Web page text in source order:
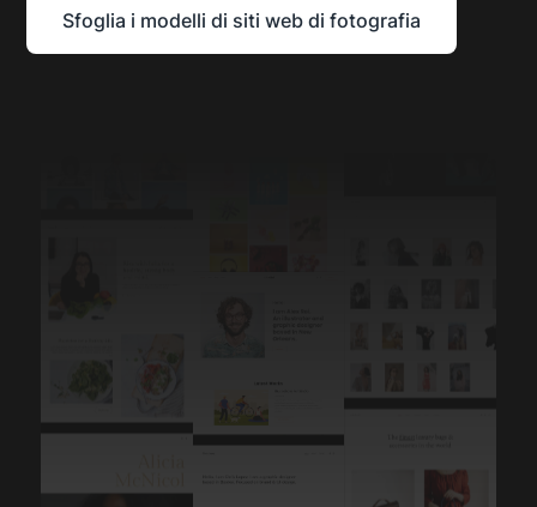
Sfoglia i modelli di siti web di fotografia